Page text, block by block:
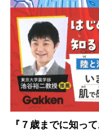
『７歳までに知っ